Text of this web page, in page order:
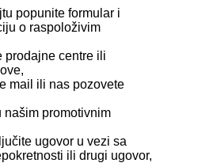
popunite formular i
o raspoloživim
prodajne centre ili
mail ili nas pozovete
našim promotivnim
ugovor u vezi sa
ili drugi ugovor,